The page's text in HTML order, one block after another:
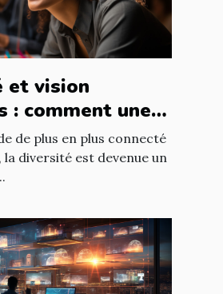
et vision
: comment une
peut
de plus en plus connecté
diversité est devenue un